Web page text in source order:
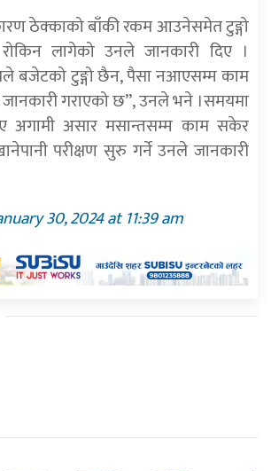
ठेक्काको बाँकी रकम आउनेसमेत टुङ्गो
लागेको उनले जानकारी दिए ।
बजेटको टुङ्गो छैन, पैसा नआएसम्म काम
जानकारी गराएको छ”, उनले भने ।समयमा
असार मसान्तसम्म काम सकेर
परीक्षण सुरु गर्ने उनले जानकारी
30, 2024 at 11:39 am